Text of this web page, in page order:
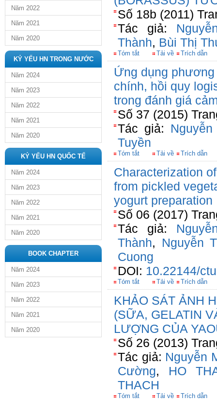
Năm 2022
Năm 2021
Năm 2020
KỶ YẾU HN TRONG NƯỚC
Năm 2024
Năm 2023
Năm 2022
Năm 2021
Năm 2020
KỶ YẾU HN QUỐC TẾ
Năm 2024
Năm 2023
Năm 2022
Năm 2021
Năm 2020
BOOK CHAPTER
Năm 2024
Năm 2023
Năm 2022
Năm 2021
Năm 2020
Số 18b (2011)
Tác giả:
Thành, Bùi Thị
Tóm tắt Tải về Trích dẫn
Ứng dụng
chính, hồi quy
trong đánh giá
Số 37 (2015)
Tác giả:
Tuyền
Tóm tắt Tải về Trích dẫn
Characterization
from pickled
yogurt preparation
Số 06 (2017)
Tác giả:
Thành, Nguyễn
Cuong
DOI: 10.22144/
Tóm tắt Tải về Trích dẫn
KHẢO SÁT ẢNH
(SỮA, GELATIN
LƯỢNG CỦA
Số 26 (2013)
Tác giả: Nguyễn
Cường, HO
THACH
Tóm tắt Tải về Trích dẫn